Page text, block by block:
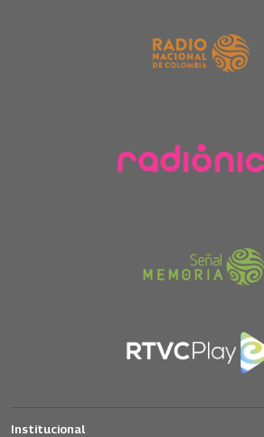
Institucional